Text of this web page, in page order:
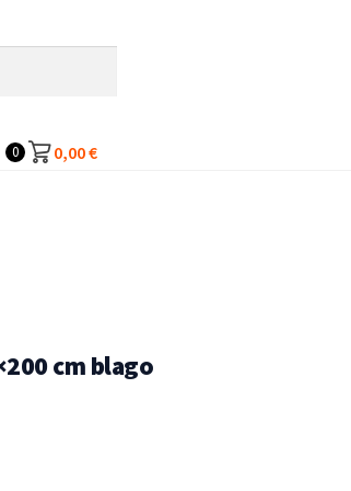
0 0,00€
cm blago